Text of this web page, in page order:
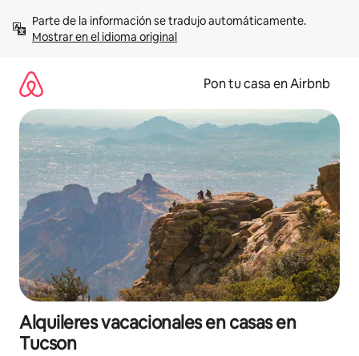
contenidoMostrar en el idioma original
Pon tu casa en Airbnb
Alquileres vacacionales en casas en
Tucson